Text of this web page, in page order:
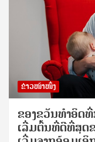
ຂ່າວໜ້າໜຶ່ງ
ຂອງຂວັນທໍາອິດ
ເລີ່ມຕົ້ນທີ່ດີທີ່ສຸດ